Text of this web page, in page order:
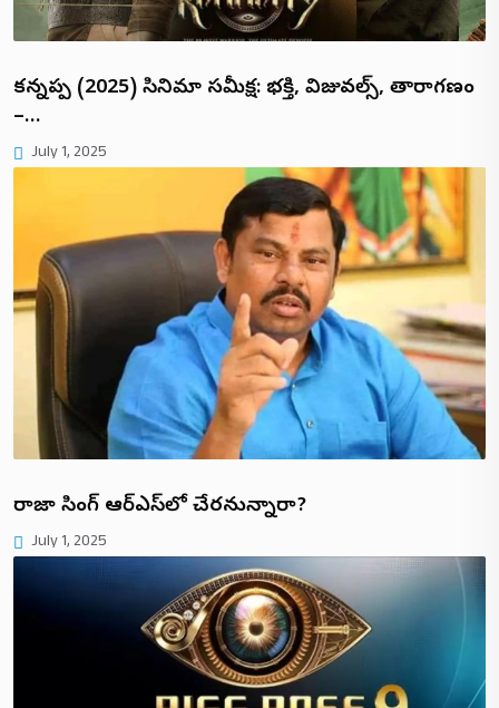
కన్నప్ప (2025) సినిమా సమీక్ష: భక్తి, విజువల్స్, తారాగణం
–…
July 1, 2025
రాజా సింగ్ టీఆర్ఎస్‌లో చేరనున్నారా?
July 1, 2025